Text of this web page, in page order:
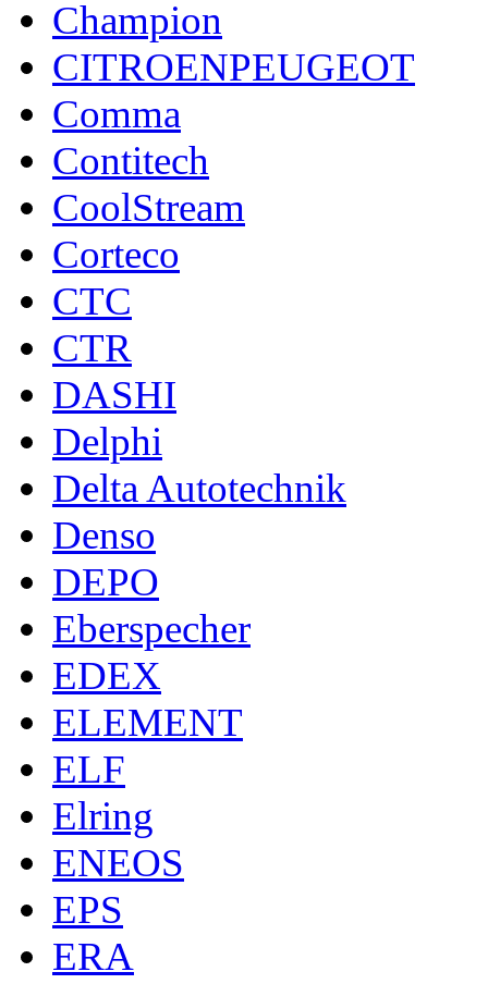
Champion
CITROENPEUGEOT
Comma
Contitech
CoolStream
Corteco
CTC
CTR
DASHI
Delphi
Delta Autotechnik
Denso
DEPO
Eberspecher
EDEX
ELEMENT
ELF
Elring
ENEOS
EPS
ERA